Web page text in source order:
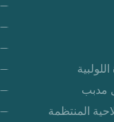
مدبب
المنتظمة